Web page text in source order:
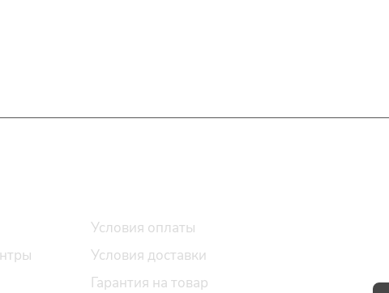
Условия оплаты
Условия доставки
Гарантия на товар